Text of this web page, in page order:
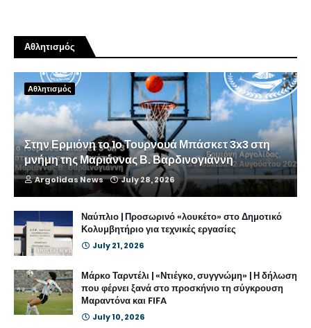
Αθλητισμός
Αθλητισμός
Στην Ερμιόνη το 1ο Τουρνουά Μπάσκετ 3x3 στη
μνήμη της Μαριάννας Β. Βαρδινογιάννη
Argolidas News July 28, 2026
Ναύπλιο | Προσωρινό «λουκέτο» στο Δημοτικό
Κολυμβητήριο για τεχνικές εργασίες
July 21, 2026
Μάρκο Ταρντέλι | «Ντιέγκο, συγγνώμη» | Η δήλωση
που φέρνει ξανά στο προσκήνιο τη σύγκρουση
Μαραντόνα και FIFA
July 10, 2026